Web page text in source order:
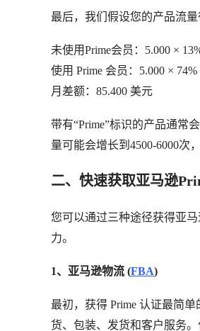
最后，我们假设您的产品流
未使用Prime会员：5.000 ×
使用 Prime 会员：5.000 ×
月差额：85.400 美元
带有“Prime”标识的产品通常
量可能会增长到4500-6000次
二、快速获取亚马逊
您可以通过三种途径获得亚
力。
1、亚马逊物流 (FBA)
最初，获得 Prime 认证最简
货、包装、发货和客户服务